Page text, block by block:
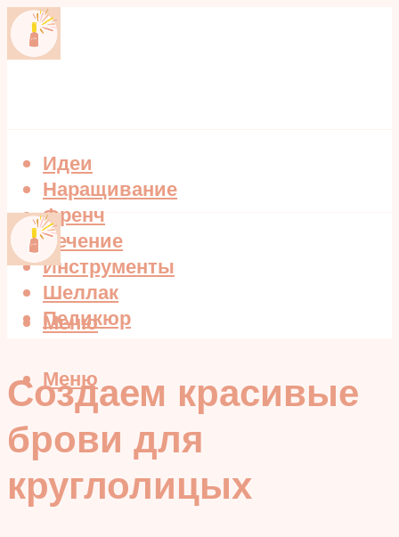
Идеи
Наращивание
Френч
Лечение
Инструменты
Шеллак
Педикюр
Меню
Меню
Создаем красивые
брови для
круглолицых